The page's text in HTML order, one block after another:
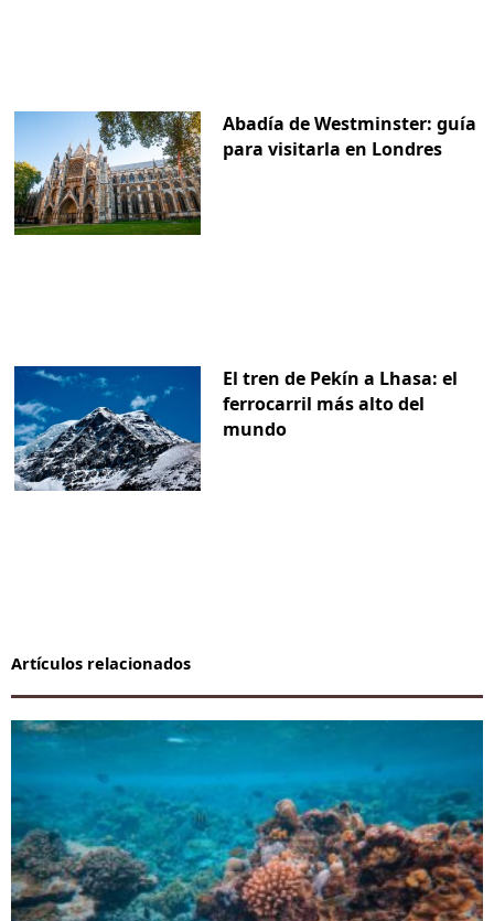
Abadía de Westminster: guía
para visitarla en Londres
El tren de Pekín a Lhasa: el
ferrocarril más alto del
mundo
Artículos relacionados